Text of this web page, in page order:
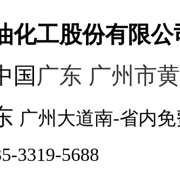
化工股份有限公
国 广东 广州市
广州大道南-省内
3319-5688